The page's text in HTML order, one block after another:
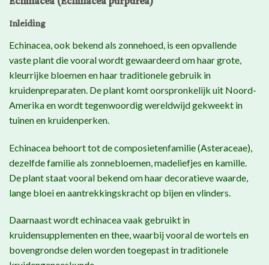
Inleiding
Echinacea, ook bekend als zonnehoed, is een opvallende
vaste plant die vooral wordt gewaardeerd om haar grote,
kleurrijke bloemen en haar traditionele gebruik in
kruidenpreparaten. De plant komt oorspronkelijk uit Noord-
Amerika en wordt tegenwoordig wereldwijd gekweekt in
tuinen en kruidenperken.
Echinacea behoort tot de composietenfamilie (Asteraceae),
dezelfde familie als zonnebloemen, madeliefjes en kamille.
De plant staat vooral bekend om haar decoratieve waarde,
lange bloei en aantrekkingskracht op bijen en vlinders.
Daarnaast wordt echinacea vaak gebruikt in
kruidensupplementen en thee, waarbij vooral de wortels en
bovengrondse delen worden toegepast in traditionele